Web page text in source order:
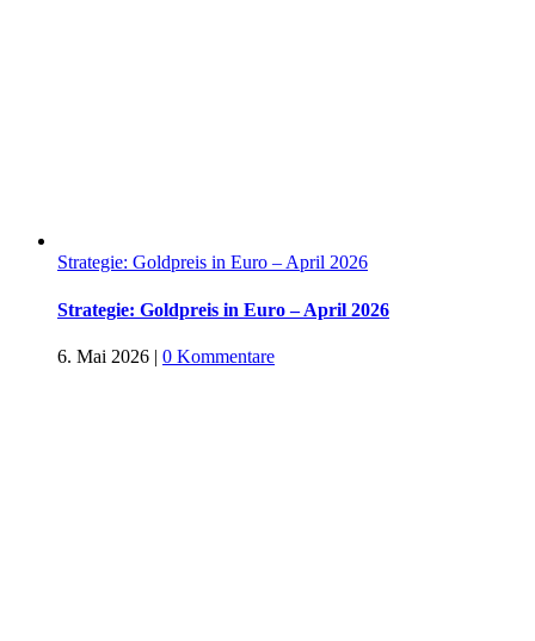
Strategie: Goldpreis in Euro – April 2026
Strategie: Goldpreis in Euro – April 2026
6. Mai 2026 | 0 Kommentare